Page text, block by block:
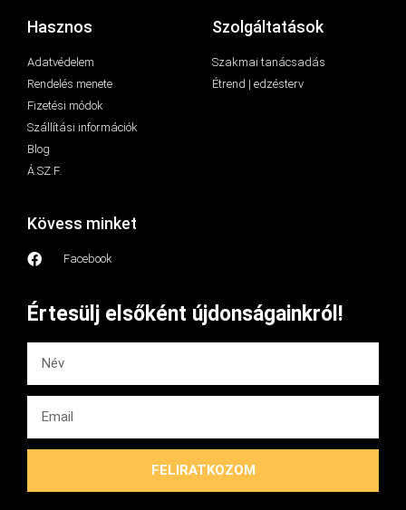
Hasznos
Adatvédelem
Rendelés menete
Fizetési módok
Szállítási információk
Blog
Á.SZ.F.
Szolgáltatások
Szakmai tanácsadás
Étrend | edzésterv
Kövess minket
Facebook
Értesülj elsőként újdonságainkról!
FELIRATKOZOM